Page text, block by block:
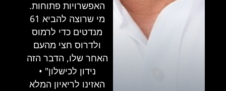
האפשרויות פתוחות.
מי שרוצה להביא 61
מנדטים כדי לרמוס
ולדרוס חצי מהעם
האחר שלו, הדבר הזה
נידון לכישלון" •
האזינו לריאיון המלא